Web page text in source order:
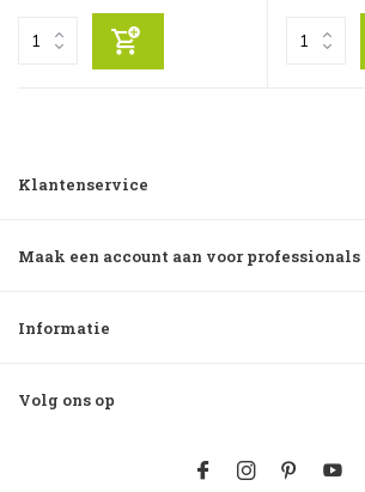
Klantenservice
Maak een account aan voor professionals
Informatie
Volg ons op